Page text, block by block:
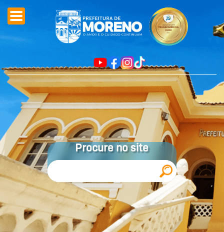
Procure no site